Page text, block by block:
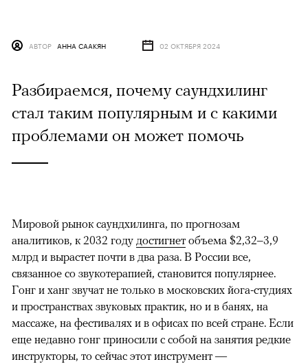
АВТОР АННА СААКЯН 02 ОКТЯБРЯ 2024
Разбираемся, почему саундхилинг
стал таким популярным и с какими
проблемами он может помочь
Мировой рынок саундхилинга, по прогнозам
аналитиков, к 2032 году достигнет объема $2,32–3,9
млрд и вырастет почти в два раза. В России все,
связанное со звукотерапией, становится популярнее.
Гонг и ханг звучат не только в московских йога-студиях
и пространствах звуковых практик, но и в банях, на
массаже, на фестивалях и в офисах по всей стране. Если
еще недавно гонг приносили с собой на занятия редкие
инструкторы, то сейчас этот инструмент —